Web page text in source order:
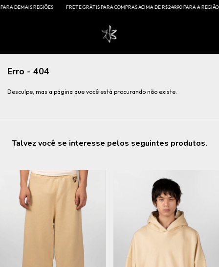
REGIÕES FRETE GRÁTIS PARA COMPRAS ACIMA DE R$249,90 PARA A REGIÃO
Erro - 404
Desculpe, mas a página que você está procurando não existe.
Talvez você se interesse pelos seguintes produtos.